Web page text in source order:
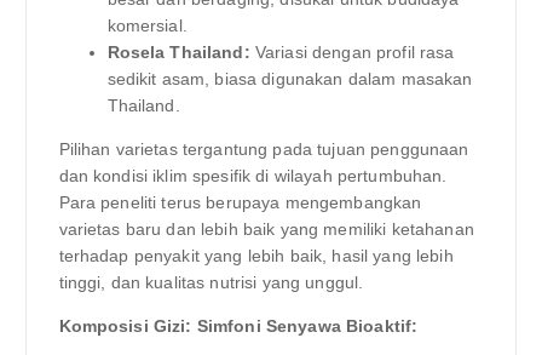
komersial.
Rosela Thailand: Variasi dengan profil rasa
sedikit asam, biasa digunakan dalam masakan
Thailand.
Pilihan varietas tergantung pada tujuan penggunaan
dan kondisi iklim spesifik di wilayah pertumbuhan.
Para peneliti terus berupaya mengembangkan
varietas baru dan lebih baik yang memiliki ketahanan
terhadap penyakit yang lebih baik, hasil yang lebih
tinggi, dan kualitas nutrisi yang unggul.
Komposisi Gizi: Simfoni Senyawa Bioaktif: